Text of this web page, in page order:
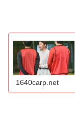
1640carp.net